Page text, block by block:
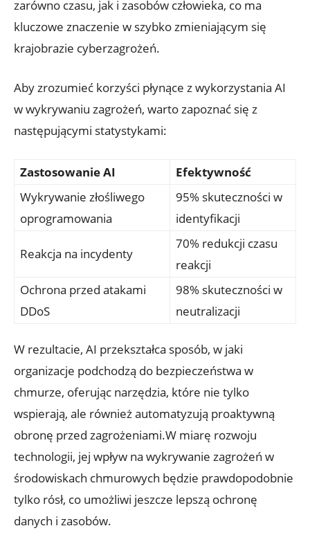
zarówno ⁢czasu, ⁢jak i zasobów​ człowieka, ​co ma
kluczowe ‍znaczenie w szybko zmieniającym się‍
krajobrazie cyberzagrożeń.
Aby zrozumieć ​korzyści płynące z ​wykorzystania AI
w wykrywaniu zagrożeń, warto zapoznać się z
następującymi statystykami:
Zastosowanie⁣ AI
Efektywność
Wykrywanie złośliwego
oprogramowania
95% skuteczności w
‍identyfikacji
Reakcja ‌na incydenty
70% redukcji⁣ czasu
reakcji
Ochrona przed atakami
DDoS
98% skuteczności w⁤
neutralizacji
W rezultacie, AI ‌przekształca sposób, ⁣w jaki
organizacje podchodzą do bezpieczeństwa w
chmurze, oferując narzędzia, które⁣ nie tylko
wspierają, ale również automatyzują proaktywną
⁢obronę ⁢przed ⁢zagrożeniami.W miarę rozwoju
technologii, jej wpływ ⁤na ⁢wykrywanie ‌zagrożeń w
środowiskach chmurowych będzie prawdopodobnie
tylko rósł, co umożliwi jeszcze lepszą ochronę
danych i zasobów.